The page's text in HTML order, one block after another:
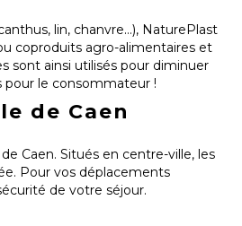
lin, chanvre…), NaturePlast
coproduits agro-alimentaires et
sont ainsi utilisés pour diminuer
pour le consommateur !
de Caen
Caen. Situés en centre-ville, les
Pour vos déplacements
de votre séjour.